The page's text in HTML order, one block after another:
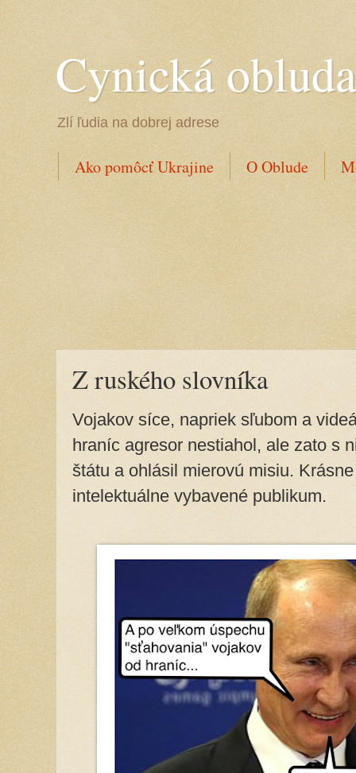
Cynická obluda
Zlí ľudia na dobrej adrese
Ako pomôcť Ukrajine O Oblude
Z ruského slovníka
Vojakov síce, napriek sľubom a
hraníc agresor nestiahol, ale zato s
štátu a ohlásil mierovú misiu.
intelektuálne vybavené publikum.